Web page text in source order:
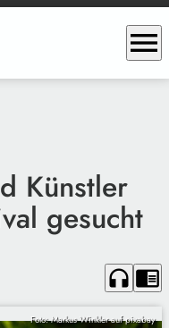
menu
Künstler
gesucht
headphones chrome_reader_mode
Foto: Markus Winkler auf pixabay